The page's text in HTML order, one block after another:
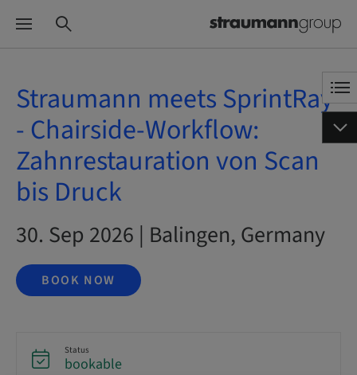
Straumann meets SprintRay
- Chairside-Workflow:
Zahnrestauration von Scan
bis Druck
30. Sep 2026 | Balingen, Germany
BOOK NOW
Status
bookable